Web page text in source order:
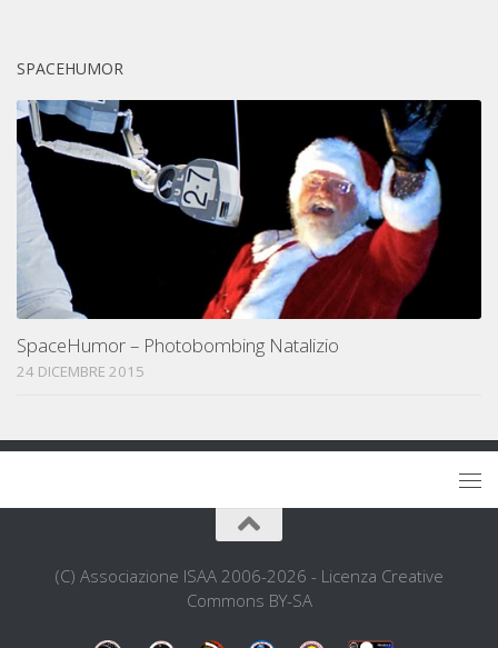
SPACEHUMOR
SpaceHumor – Photobombing Natalizio
24 DICEMBRE 2015
(C) Associazione ISAA 2006-2026 - Licenza Creative
Commons BY-SA